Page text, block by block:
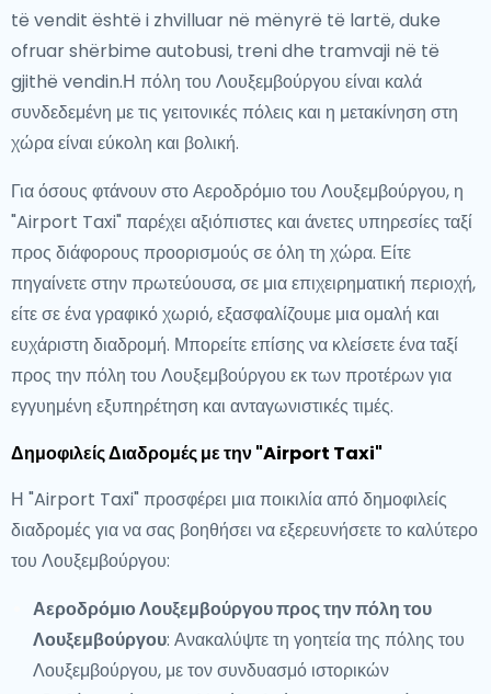
të vendit është i zhvilluar në mënyrë të lartë, duke
ofruar shërbime autobusi, treni dhe tramvaji në të
gjithë vendin.Η πόλη του Λουξεμβούργου είναι καλά
συνδεδεμένη με τις γειτονικές πόλεις και η μετακίνηση στη
χώρα είναι εύκολη και βολική.
Για όσους φτάνουν στο Αεροδρόμιο του Λουξεμβούργου, η
"Airport Taxi" παρέχει αξιόπιστες και άνετες υπηρεσίες ταξί
προς διάφορους προορισμούς σε όλη τη χώρα. Είτε
πηγαίνετε στην πρωτεύουσα, σε μια επιχειρηματική περιοχή,
είτε σε ένα γραφικό χωριό, εξασφαλίζουμε μια ομαλή και
ευχάριστη διαδρομή. Μπορείτε επίσης να κλείσετε ένα ταξί
προς την πόλη του Λουξεμβούργου εκ των προτέρων για
εγγυημένη εξυπηρέτηση και ανταγωνιστικές τιμές.
Δημοφιλείς Διαδρομές με την "Airport Taxi"
Η "Airport Taxi" προσφέρει μια ποικιλία από δημοφιλείς
διαδρομές για να σας βοηθήσει να εξερευνήσετε το καλύτερο
του Λουξεμβούργου:
Αεροδρόμιο Λουξεμβούργου προς την πόλη του
Λουξεμβούργου: Ανακαλύψτε τη γοητεία της πόλης του
Λουξεμβούργου, με τον συνδυασμό ιστορικών